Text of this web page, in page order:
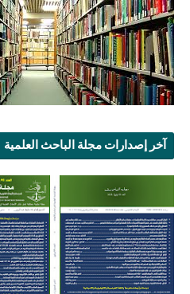
آخر إصدارات مجلة الباحث العلمية